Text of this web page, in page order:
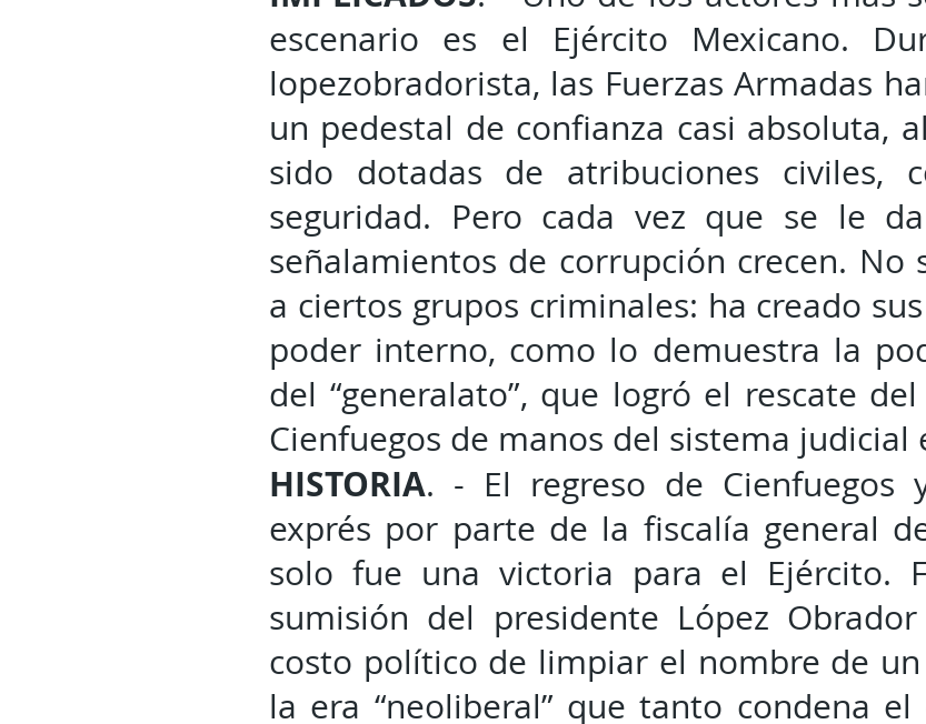
escenario es el Ejército Mexicano.
lopezobradorista, las Fuerzas Armadas
un pedestal de confianza casi absoluta,
sido dotadas de atribuciones civiles,
seguridad. Pero cada vez que se le
señalamientos de corrupción crecen. No
a ciertos grupos criminales: ha creado
poder interno, como lo demuestra la
del “generalato”, que logró el rescate
Cienfuegos de manos del sistema judicial
HISTORIA. - El regreso de Cienfuegos
exprés por parte de la fiscalía general
solo fue una victoria para el Ejército.
sumisión del presidente López
costo político de limpiar el nombre de
la era “neoliberal” que tanto condena